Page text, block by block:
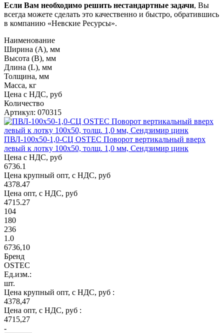
Если Вам необходимо решить нестандартные задачи, Вы
всегда можете сделать это качественно и быстро, обратившись
в компанию «Невские Ресурсы».
Наименование
Ширина (А), мм
Высота (В), мм
Длина (L), мм
Толщина, мм
Масса, кг
Цена с НДС, руб
Количество
Артикул: 070315
ПВЛ-100х50-1,0-СЦ OSTEC Поворот вертикальный вверх
левый к лотку 100х50, толщ. 1,0 мм, Сендзимир цинк
Цена с НДС, руб
6736.1
Цена крупный опт, с НДС, руб
4378.47
Цена опт, с НДС, руб
4715.27
104
180
236
1.0
6736,10
Бренд
OSTEC
Ед.изм.:
шт.
Цена крупный опт, с НДС, руб :
4378,47
Цена опт, с НДС, руб :
4715,27
-